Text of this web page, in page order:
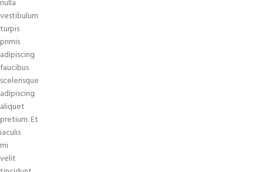
nulla
vestibulum
turpis
primis
adipiscing
faucibus
scelerisque
adipiscing
aliquet
pretium. Et
iaculis
mi
velit